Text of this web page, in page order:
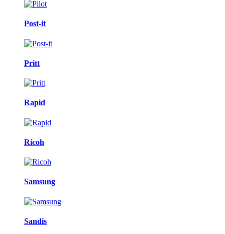
Post-it
Pritt
Rapid
Ricoh
Samsung
Sandis